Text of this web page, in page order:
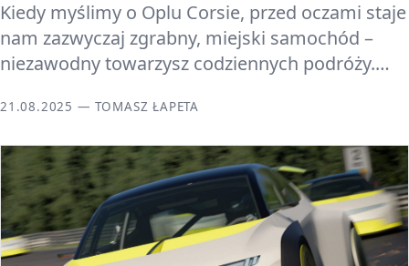
Kiedy myślimy o Oplu Corsie, przed oczami staje
nam zazwyczaj zgrabny, miejski samochód –
niezawodny towarzysz codziennych podróży.…
21.08.2025 — TOMASZ ŁAPETA